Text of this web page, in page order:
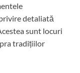
detaliată
sunt locuri
tradițiilor